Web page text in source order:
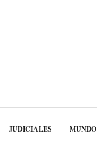
JUDICIALES MUNDO